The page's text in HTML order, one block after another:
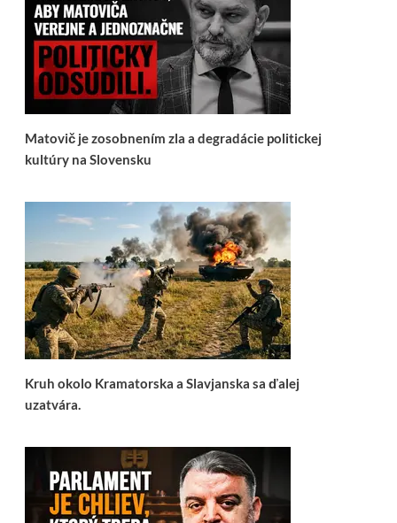
Matovič je zosobnením zla a degradácie politickej
kultúry na Slovensku
Kruh okolo Kramatorska a Slavjanska sa ďalej
uzatvára.